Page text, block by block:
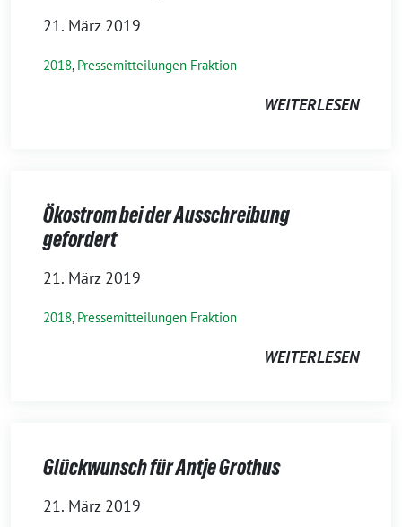
21. März 2019
2018, Pressemitteilungen Fraktion
WEITERLESEN
Ökostrom bei der Ausschreibung
gefordert
21. März 2019
2018, Pressemitteilungen Fraktion
WEITERLESEN
Glückwunsch für Antje Grothus
21. März 2019